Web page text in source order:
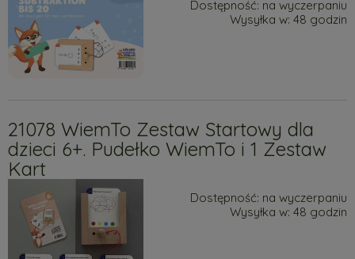
Dostępność: na wyczerpaniu
Wysyłka w: 48 godzin
21078 WiemTo Zestaw Startowy dla
dzieci 6+. Pudełko WiemTo i 1 Zestaw
Kart
Dostępność: na wyczerpaniu
Wysyłka w: 48 godzin